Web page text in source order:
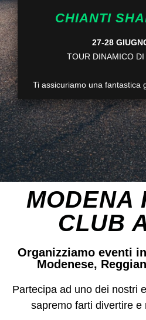
CHIANTI
27-28
TOUR DINAMICO
Ti assicuriamo una fantastica
MODENA
CLUB
Organizziamo eventi
Modenese,
Partecipa ad uno dei nostri
sapremo farti divertire e